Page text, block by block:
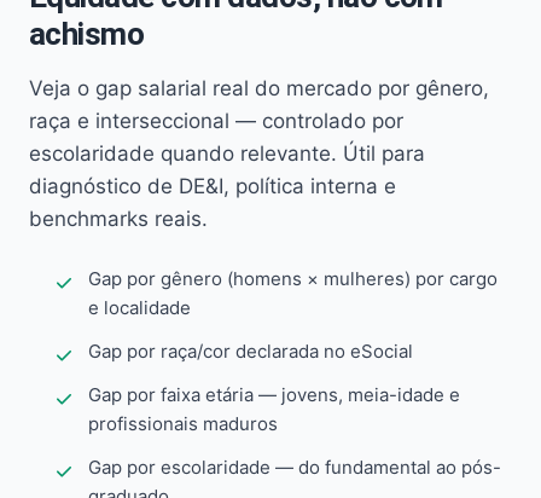
achismo
Veja o gap salarial real do mercado por gênero,
raça e interseccional — controlado por
escolaridade quando relevante. Útil para
diagnóstico de DE&I, política interna e
benchmarks reais.
Gap por gênero (homens × mulheres) por cargo
e localidade
Gap por raça/cor declarada no eSocial
Gap por faixa etária — jovens, meia-idade e
profissionais maduros
Gap por escolaridade — do fundamental ao pós-